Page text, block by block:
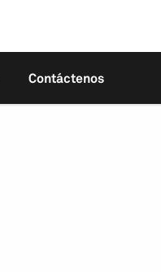
Contáctenos